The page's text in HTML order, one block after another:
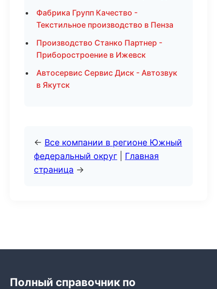
Фабрика Групп Качество -
Текстильное производство в Пенза
Производство Станко Партнер -
Приборостроение в Ижевск
Автосервис Сервис Диск - Автозвук
в Якутск
← Все компании в регионе Южный
федеральный округ
Главная
страница →
Полный справочник по